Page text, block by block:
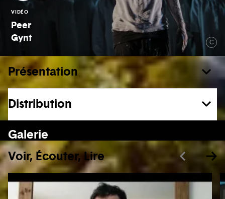
C
VIDÉO
Peer
Gynt
Présentation
Distribution
Galerie
Voir, Écouter, Lire